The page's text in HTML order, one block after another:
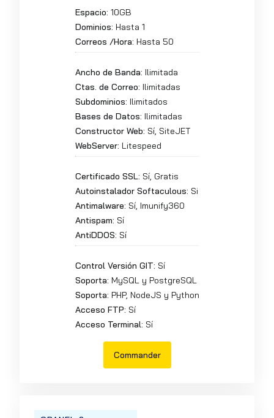
Espacio: 10GB
Dominios: Hasta 1
Correos /Hora: Hasta 50
Ancho de Banda: Ilimitada
Ctas. de Correo: Ilimitadas
Subdominios: Ilimitados
Bases de Datos: Ilimitadas
Constructor Web: Sí, SiteJET
WebServer: Litespeed
Certificado SSL: Sí, Gratis
Autoinstalador Softaculous: Si
Antimalware: Sí, Imunify360
Antispam: Sí
AntiDDOS: Sí
Control Versión GIT: Sí
Soporta: MySQL y PostgreSQL
Soporta: PHP, NodeJS y Python
Acceso FTP: Sí
Acceso Terminal: Sí
Commander